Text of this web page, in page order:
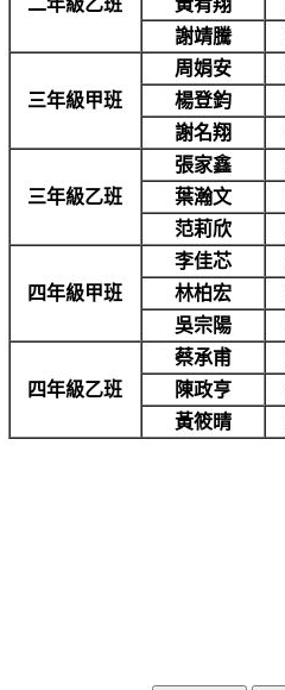
謝靖騰
三年級甲班
周娟安
楊登鈞
謝名翔
三年級乙班
張家鑫
葉瀚文
范莉欣
四年級甲班
李佳芯
林柏宏
吳宗陽
四年級乙班
蔡承甫
陳政亨
黃筱晴